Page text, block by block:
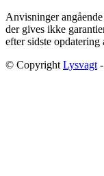
Anvisninger
der gives ikke
efter sidste opdatering
© Copyright Lysvagt